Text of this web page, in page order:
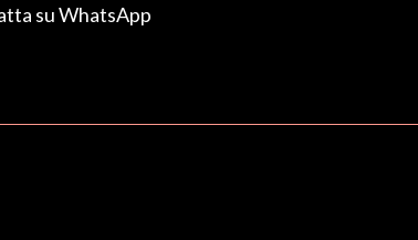
su WhatsApp